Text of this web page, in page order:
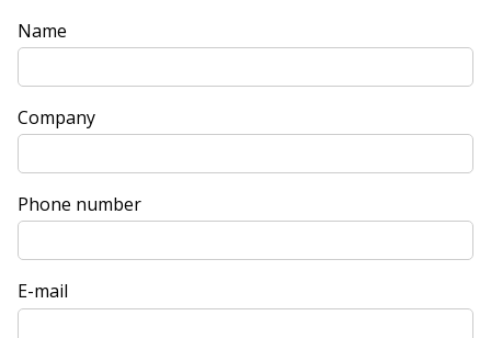
Name
Company
Phone number
E-mail